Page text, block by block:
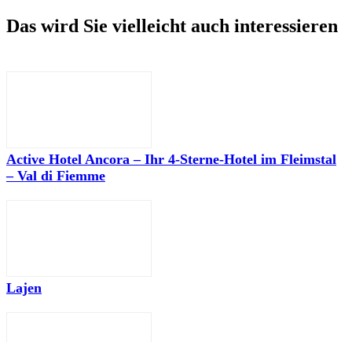
Das wird Sie vielleicht auch interessieren
Active Hotel Ancora – Ihr 4-Sterne-Hotel im Fleimstal
– Val di Fiemme
Lajen